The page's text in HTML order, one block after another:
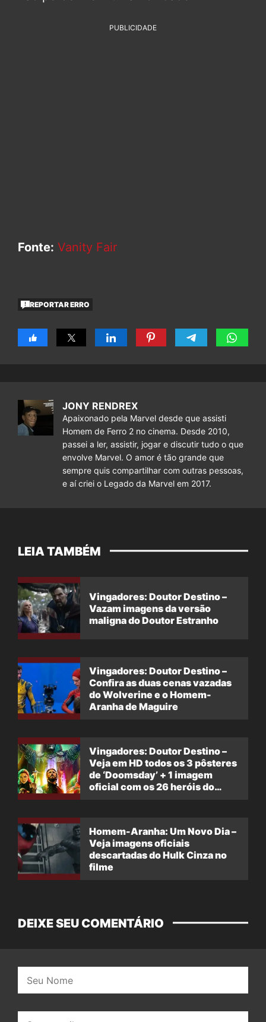
PUBLICIDADE
Fonte: Vanity Fair
REPORTAR ERRO
JONY RENDREX
Apaixonado pela Marvel desde que assisti
Homem de Ferro 2 no cinema. Desde 2010,
passei a ler, assistir, jogar e discutir tudo o que
envolve Marvel. O amor é tão grande que
sempre quis compartilhar com outras pessoas,
e aí criei o Legado da Marvel em 2017.
LEIA TAMBÉM
Vingadores: Doutor Destino –
Vazam imagens da versão
maligna do Doutor Estranho
Vingadores: Doutor Destino –
Confira as duas cenas vazadas
do Wolverine e o Homem-
Aranha de Maguire
Vingadores: Doutor Destino –
Veja em HD todos os 3 pôsteres
de ‘Doomsday’ + 1 imagem
oficial com os 26 heróis do
Homem-Aranha: Um Novo Dia –
Veja imagens oficiais
descartadas do Hulk Cinza no
filme
DEIXE SEU COMENTÁRIO